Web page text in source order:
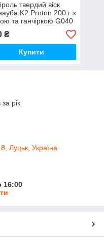
твердий віск
K2 Proton 200 г з
та ганчіркою G040
₴
Купити
рік
Луцьк, Україна
16:00